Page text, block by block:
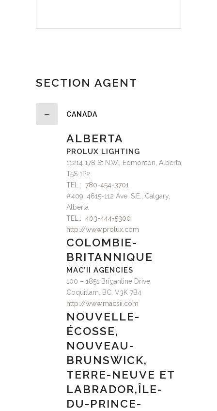
SECTION AGENT
CANADA
ALBERTA
PROLUX LIGHTING
11214 178 St N.W., Edmonton, Alberta
T5S 1P2
TEL.: 780-454-3701
#409, 4615-112 Ave. S.E., Calgary,
Alberta
TEL.: 403-444-5300
http://www.prolux.com
COLOMBIE-
BRITANNIQUE
MAC’II AGENCIES
100 – 1851 Brigantine Drive,
Coquitlam, BC, V3K 7B4
http://www.macsii.com
NOUVELLE-
ÉCOSSE,
NOUVEAU-
BRUNSWICK,
TERRE-NEUVE ET
LABRADOR,ÎLE-
DU-PRINCE-